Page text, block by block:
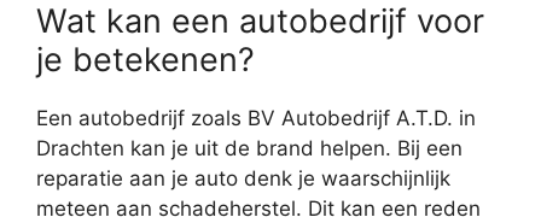
Wat kan een autobedrijf voor
je betekenen?
Een autobedrijf zoals BV Autobedrijf A.T.D. in
Drachten kan je uit de brand helpen. Bij een
reparatie aan je auto denk je waarschijnlijk
meteen aan schadeherstel. Dit kan een reden